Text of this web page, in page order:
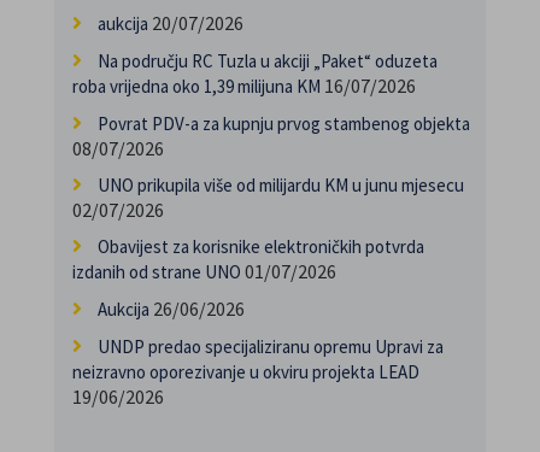
aukcija 20/07/2026
Na području RC Tuzla u akciji „Paket“ oduzeta
roba vrijedna oko 1,39 milijuna KM 16/07/2026
Povrat PDV-a za kupnju prvog stambenog objekta
08/07/2026
UNO prikupila više od milijardu KM u junu mjesecu
02/07/2026
Obavijest za korisnike elektroničkih potvrda
izdanih od strane UNO 01/07/2026
Aukcija 26/06/2026
UNDP predao specijaliziranu opremu Upravi za
neizravno oporezivanje u okviru projekta LEAD
19/06/2026